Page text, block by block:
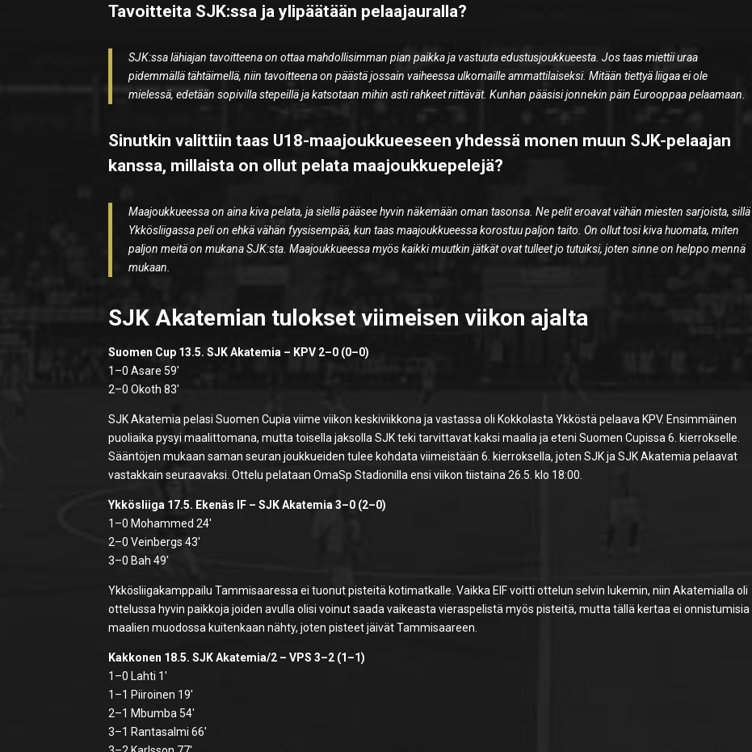
Tavoitteita SJK:ssa ja ylipäätään pelaajauralla?
SJK:ssa lähiajan tavoitteena on ottaa mahdollisimman pian paikka ja vastuuta edustusjoukkueesta. Jos taas miettii uraa
pidemmällä tähtäimellä, niin tavoitteena on päästä jossain vaiheessa ulkomaille ammattilaiseksi. Mitään tiettyä liigaa ei ole
mielessä, edetään sopivilla stepeillä ja katsotaan mihin asti rahkeet riittävät. Kunhan pääsisi jonnekin päin Eurooppaa pelaamaan.
Sinutkin valittiin taas U18-maajoukkueeseen yhdessä monen muun SJK-pelaajan
kanssa, millaista on ollut pelata maajoukkuepelejä?
Maajoukkueessa on aina kiva pelata, ja siellä pääsee hyvin näkemään oman tasonsa. Ne pelit eroavat vähän miesten sarjoista, sillä
Ykkösliigassa peli on ehkä vähän fyysisempää, kun taas maajoukkueessa korostuu paljon taito. On ollut tosi kiva huomata, miten
paljon meitä on mukana SJK:sta. Maajoukkueessa myös kaikki muutkin jätkät ovat tulleet jo tutuiksi, joten sinne on helppo mennä
mukaan.
SJK Akatemian tulokset viimeisen viikon ajalta
Suomen Cup 13.5. SJK Akatemia – KPV 2–0 (0–0)
1–0 Asare 59′
2–0 Okoth 83′
SJK Akatemia pelasi Suomen Cupia viime viikon keskiviikkona ja vastassa oli Kokkolasta Ykköstä pelaava KPV. Ensimmäinen
puoliaika pysyi maalittomana, mutta toisella jaksolla SJK teki tarvittavat kaksi maalia ja eteni Suomen Cupissa 6. kierrokselle.
Sääntöjen mukaan saman seuran joukkueiden tulee kohdata viimeistään 6. kierroksella, joten SJK ja SJK Akatemia pelaavat
vastakkain seuraavaksi. Ottelu pelataan OmaSp Stadionilla ensi viikon tiistaina 26.5. klo 18:00.
Ykkösliiga 17.5. Ekenäs IF – SJK Akatemia 3–0 (2–0)
1–0 Mohammed 24′
2–0 Veinbergs 43′
3–0 Bah 49′
Ykkösliigakamppailu Tammisaaressa ei tuonut pisteitä kotimatkalle. Vaikka EIF voitti ottelun selvin lukemin, niin Akatemialla oli
ottelussa hyvin paikkoja joiden avulla olisi voinut saada vaikeasta vieraspelistä myös pisteitä, mutta tällä kertaa ei onnistumisia
maalien muodossa kuitenkaan nähty, joten pisteet jäivät Tammisaareen.
Kakkonen 18.5. SJK Akatemia/2 – VPS 3–2 (1–1)
1–0 Lahti 1′
1–1 Piiroinen 19′
2–1 Mbumba 54′
3–1 Rantasalmi 66′